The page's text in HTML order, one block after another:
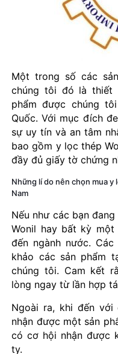
Một trong số các
chúng tôi đó là thiết
phẩm được chúng
Quốc. Với mục đích
sự uy tín và an tâm
bao gồm y lọc thép
đầy đủ giấy tờ chứng
Những lí do nên chọn mua y
Nam
Nếu như các bạn
Wonil hay bất kỳ một
đến ngành nước.
khảo các sản phẩm
chúng tôi. Cam kết
lòng ngay từ lần hợp
Ngoài ra, khi đến
nhận được một sản
có cơ hội nhận được
ty.